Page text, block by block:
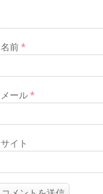
名前*
メール*
サイト